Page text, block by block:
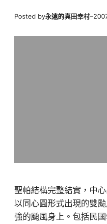
Posted by永遠的真田幸村–
聖帕結構完整結實，中
以同心圓形式出現的雙
強的颱風身上。包括民